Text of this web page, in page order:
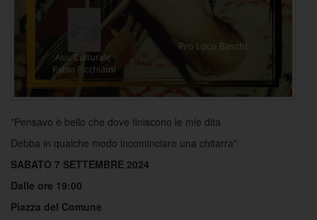
"Pensavo è bello che dove finiscono le mie dita
Debba in qualche modo incominciare una chitarra"
SABATO 7 SETTEMBRE 2024
Dalle ore 19:00
Piazza del Comune